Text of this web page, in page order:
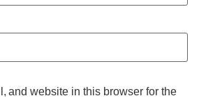
and website in this browser for the